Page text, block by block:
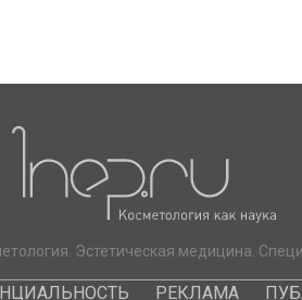
Эстетическая медицина.
РЕКЛАМА